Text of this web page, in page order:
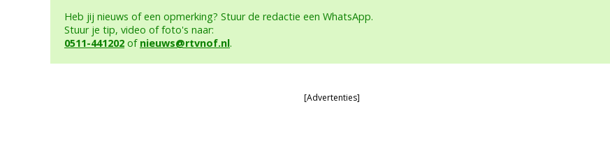
Heb jij nieuws of een opmerking? Stuur de redactie een WhatsApp.
Stuur je tip, video of foto's naar:
0511-441202 of nieuws@rtvnof.nl.
[Advertenties]